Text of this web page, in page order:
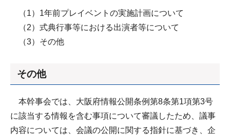
（1）1年前プレイベントの実施計画について
（2）式典行事等における出演者等について
（3）その他
その他
本幹事会では、大阪府情報公開条例第8条第1項第3号
に該当する情報を含む事項について審議したため、議事
内容については、会議の公開に関する指針に基づき、企